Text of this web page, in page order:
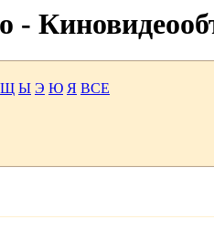
-
Щ Ы Э Ю Я ВСЕ